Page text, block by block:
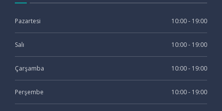
Pazartesi 10:00 - 19:00
Salı 10:00 - 19:00
Çarşamba 10:00 - 19:00
Perşembe 10:00 - 19:00